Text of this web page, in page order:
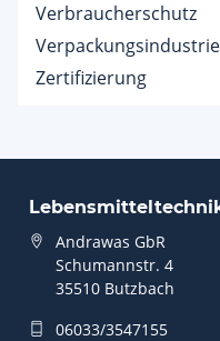
Verbraucherschutz
Verpackungsindustrie
Zertifizierung
Andrawas GbR
Schumannstr. 4
35510 Butzbach
06033/3547155